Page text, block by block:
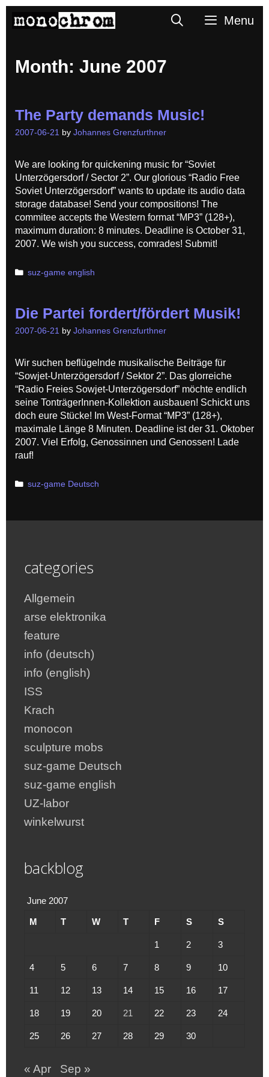
SearchMenu
Month: June 2007
The Party demands Music!
2007-06-21 by Johannes Grenzfurthner
We are looking for quickening music for “Soviet
Unterzögersdorf / Sector 2”. Our glorious “Radio Free
Soviet Unterzögersdorf” wants to update its audio data
storage database! Send your compositions! The
commitee accepts the Western format “MP3” (128+),
maximum duration: 8 minutes. Deadline is October 31,
2007. We wish you success, comrades! Submit!
Categories
suz-game english
Die Partei fordert/fördert Musik!
2007-06-21 by Johannes Grenzfurthner
Wir suchen beflügelnde musikalische Beiträge für
“Sowjet-Unterzögersdorf / Sektor 2”. Das glorreiche
“Radio Freies Sowjet-Unterzögersdorf” möchte endlich
seine TonträgerInnen-Kollektion ausbauen! Schickt uns
doch eure Stücke! Im West-Format “MP3” (128+),
maximale Länge 8 Minuten. Deadline ist der 31. Oktober
2007. Viel Erfolg, Genossinnen und Genossen! Lade
rauf!
Categories
suz-game Deutsch
categories
Allgemein
arse elektronika
feature
info (deutsch)
info (english)
ISS
Krach
monocon
sculpture mobs
suz-game Deutsch
suz-game english
UZ-labor
winkelwurst
backblog
June 2007
M T W T F S S
1 2 3
4 5 6 7 8 9 10
11 12 13 14 15 16 17
18 19 20 21 22 23 24
25 26 27 28 29 30
« Apr Sep »